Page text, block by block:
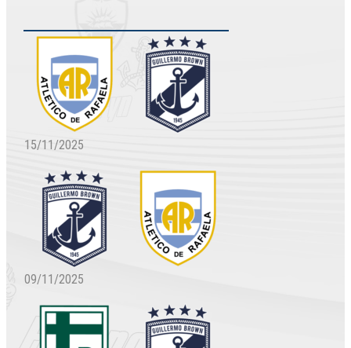
15/11/2025
09/11/2025